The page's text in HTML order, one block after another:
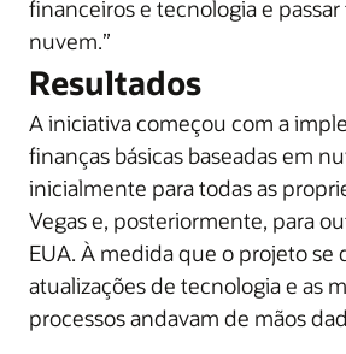
financeiros e tecnologia e
nuvem.”
Resultados
A iniciativa começou com a
finanças básicas baseadas em
inicialmente para todas as
Vegas e, posteriormente, para
EUA. À medida que o projeto se
atualizações de tecnologia e as
processos andavam de mãos